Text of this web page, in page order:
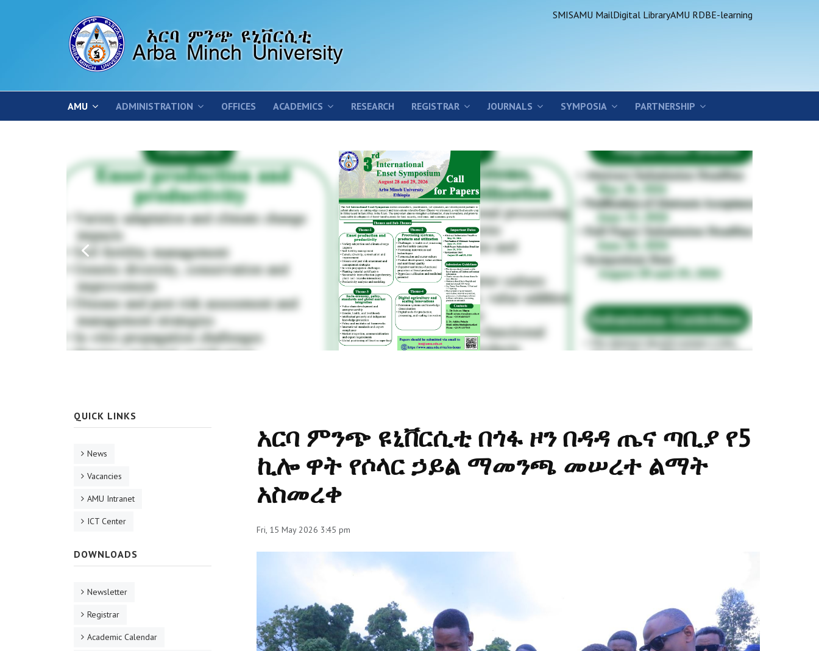
SMISAMU MailDigital LibraryAMU RDBE-learning
AMU ADMINISTRATION OFFICES ACADEMICS RESEARCH REGISTRAR JOURNALS SYMPOSIA PARTNERSHIP
አርባ ምንጭ ዩኒቨርሲቲ በጎፋ ዞን በዳዳ ጤና ጣቢያ የ5
ኪሎ ዋት የሶላር ኃይል ማመንጫ መሠረተ ልማት
አስመረቀ
Fri, 15 May 2026 3:45 pm
QUICK LINKS
News
Vacancies
AMU Intranet
ICT Center
DOWNLOADS
Newsletter
Registrar
Academic Calendar